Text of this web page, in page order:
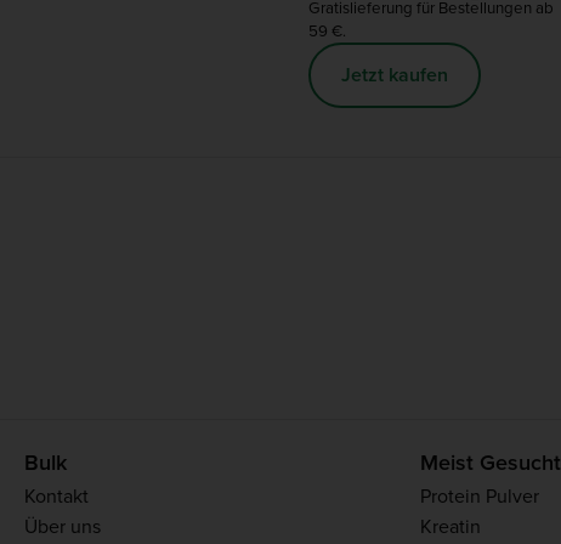
Gratislieferung für Bestellungen ab
59 €.
Jetzt kaufen
Bulk
Kontakt
Über uns
Meist Gesucht
Protein Pulver
Kreatin